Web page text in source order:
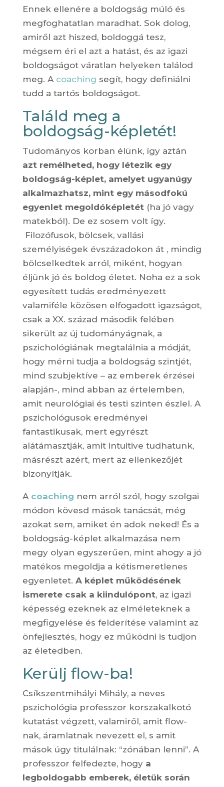
Ennek ellenére a boldogság múló és
megfoghatatlan maradhat. Sok dolog,
amiről azt hiszed, boldoggá tesz,
mégsem éri el azt a hatást, és az igazi
boldogságot váratlan helyeken találod
meg. A coaching segít, hogy definiálni
tudd a tartós boldogságot.
Találd meg a
boldogság-képletét!
Tudományos korban élünk, így aztán
azt remélheted, hogy létezik egy
boldogság-képlet, amelyet ugyanúgy
alkalmazhatsz, mint egy másodfokú
egyenlet megoldóképletét(ha jó vagy
matekból). De ez sosem volt így.
Filozófusok, bölcsek, vallási
személyiségek évszázadokon át , mindig
bölcselkedtek arról, miként, hogyan
éljünk jó és boldog életet. Noha ez a sok
egyesített tudás eredményezett
valamiféle közösen elfogadott igazságot,
csak a XX. század második felében
sikerült az új tudományágnak, a
pszichológiának megtalálnia a módját,
hogy mérni tudja a boldogság szintjét,
mind szubjektíve – az emberek érzései
alapján-, mind abban az értelemben,
amit neurológiai és testi szinten észlel. A
pszichológusok eredményei
fantastikusak, mert egyrészt
alátámasztják, amit intuitive tudhatunk,
másrészt azért, mert az ellenkezőjét
bizonyítják.
Acoaching nem arról szól, hogy szolgai
módon kövesd mások tanácsát, még
azokat sem, amiket én adok neked! És a
boldogság-képlet alkalmazása nem
megy olyan egyszerűen, mint ahogy a jó
matékos megoldja a kétismeretlenes
egyenletet. A képlet működésének
ismerete csak a kiindulópont, az igazi
képesség ezeknek az elméleteknek a
megfigyelése és felderítése valamint az
önfejlesztés, hogy ez működni is tudjon
az életedben.
Kerülj flow-ba!
Csíkszentmihályi Mihály, a neves
pszichológia professzor korszakalkotó
kutatást végzett, valamiről, amit flow-
nak, áramlatnak nevezett el, s amit
mások úgy titulálnak: “zónában lenni”. A
professzor felfedezte, hogy a
legboldogabb emberek, életük során